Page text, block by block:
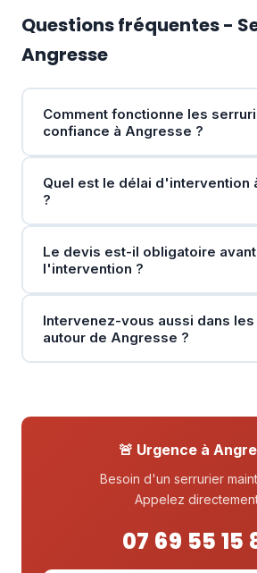
Questions fréquentes -
Angresse
Comment fonctionne les
confiance à Angresse ?
Quel est le délai d'intervention
?
Le devis est-il obligatoire avant
l'intervention ?
Intervenez-vous aussi dans
autour de Angresse ?
🚨 Urgence à
Besoin d'un serrurier
Appelez
07 69 55 15